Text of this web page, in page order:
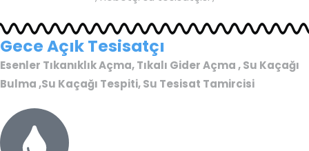
Gece Açık Tesisatçı
Esenler Tıkanıklık Açma, Tıkalı Gider Açma , Su Kaçağı
Bulma ,Su Kaçağı Tespiti, Su Tesisat Tamircisi